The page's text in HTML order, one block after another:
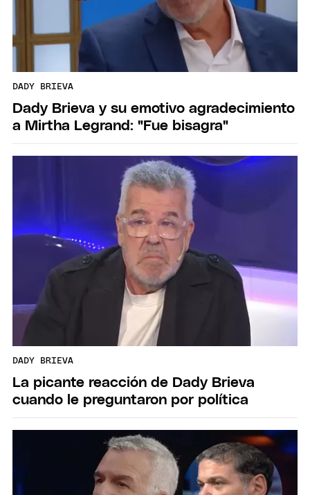
DADY BRIEVA
Dady Brieva y su emotivo agradecimiento
a Mirtha Legrand: "Fue bisagra"
DADY BRIEVA
La picante reacción de Dady Brieva
cuando le preguntaron por política